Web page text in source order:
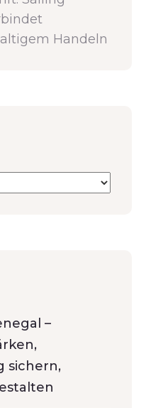
Handeln
–
sichern,